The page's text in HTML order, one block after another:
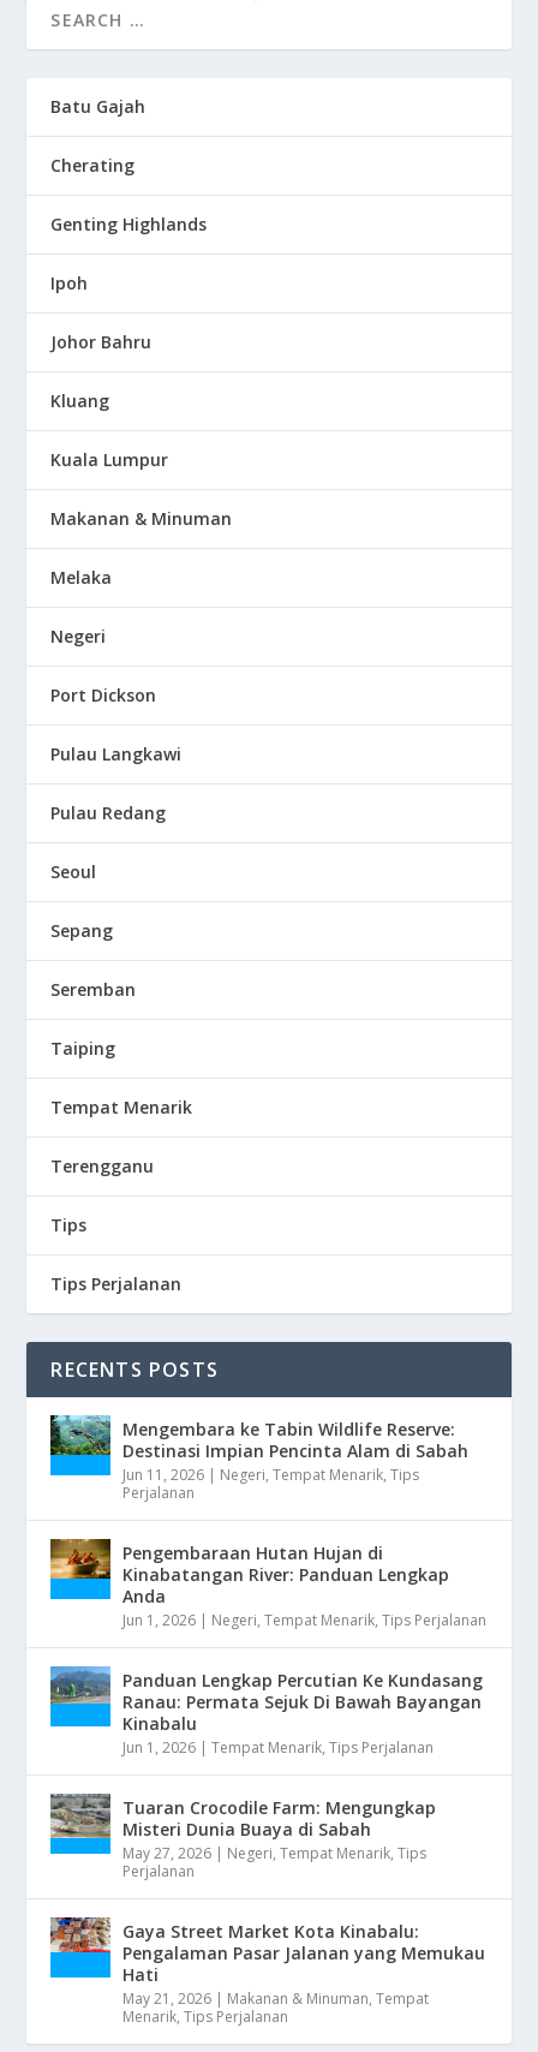
Batu Gajah
Cherating
Genting Highlands
Ipoh
Johor Bahru
Kluang
Kuala Lumpur
Makanan & Minuman
Melaka
Negeri
Port Dickson
Pulau Langkawi
Pulau Redang
Seoul
Sepang
Seremban
Taiping
Tempat Menarik
Terengganu
Tips
Tips Perjalanan
RECENTS POSTS
Mengembara ke Tabin Wildlife Reserve:
Destinasi Impian Pencinta Alam di Sabah
Jun 11, 2026 | Negeri,Tempat Menarik,Tips
Perjalanan
Pengembaraan Hutan Hujan di
Kinabatangan River: Panduan Lengkap
Anda
Jun 1, 2026 | Negeri,Tempat Menarik,Tips Perjalanan
Panduan Lengkap Percutian Ke Kundasang
Ranau: Permata Sejuk Di Bawah Bayangan
Kinabalu
Jun 1, 2026 |Tempat Menarik,Tips Perjalanan
Tuaran Crocodile Farm: Mengungkap
Misteri Dunia Buaya di Sabah
May 27, 2026 | Negeri,Tempat Menarik,Tips
Perjalanan
Gaya Street Market Kota Kinabalu:
Pengalaman Pasar Jalanan yang Memukau
Hati
May 21, 2026 | Makanan & Minuman,Tempat
Menarik,Tips Perjalanan